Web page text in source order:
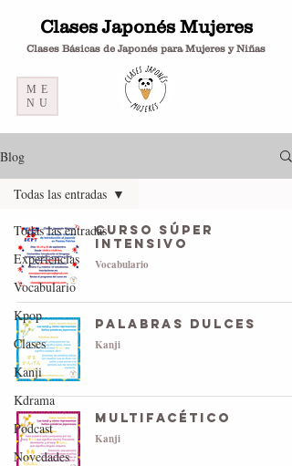
Clases Básicas de Japonés para Mujeres y Niñas
Clases Japonés Mujeres
ME
NU
Blog
Todas las entradas
Experiencias
Vocabulario
Kpop
Clases
Kanji
Kdrama
Podcast
Novedades
Todas las entradas
Curso súper
intensivo
Vocabulario
Palabras dulces
Kanji
Multifacético
Kanji